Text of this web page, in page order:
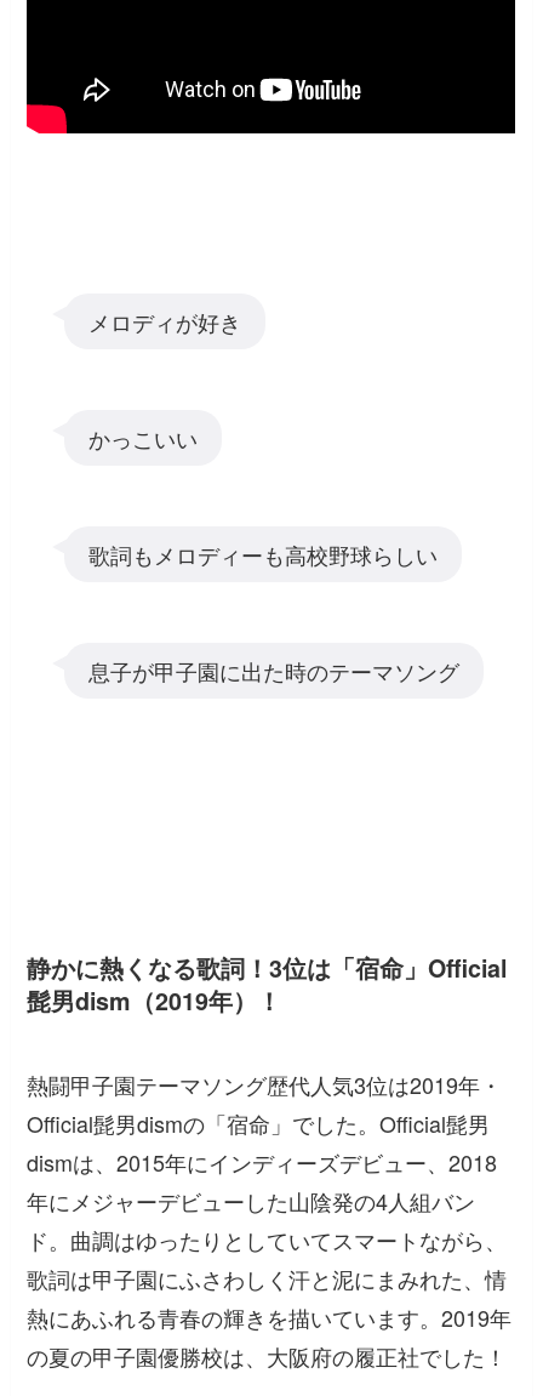
メロディが好き
かっこいい
歌詞もメロディーも高校野球らしい
息子が甲子園に出た時のテーマソング
静かに熱くなる歌詞！3位は「宿命」Official
髭男dism（2019年）！
熱闘甲子園テーマソング歴代人気3位は2019年・
Official髭男dismの「宿命」でした。Official髭男
dismは、2015年にインディーズデビュー、2018
年にメジャーデビューした山陰発の4人組バン
ド。曲調はゆったりとしていてスマートながら、
歌詞は甲子園にふさわしく汗と泥にまみれた、情
熱にあふれる青春の輝きを描いています。2019年
の夏の甲子園優勝校は、大阪府の履正社でした！